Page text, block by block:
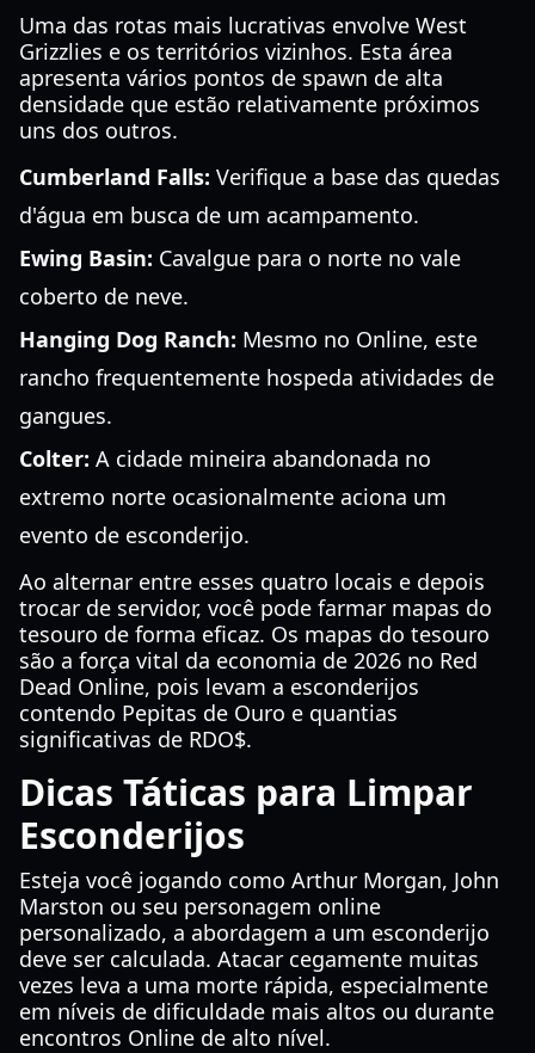
Uma das rotas mais lucrativas envolve West
Grizzlies e os territórios vizinhos. Esta área
apresenta vários pontos de spawn de alta
densidade que estão relativamente próximos
uns dos outros.
Cumberland Falls: Verifique a base das quedas
d'água em busca de um acampamento.
Ewing Basin: Cavalgue para o norte no vale
coberto de neve.
Hanging Dog Ranch: Mesmo no Online, este
rancho frequentemente hospeda atividades de
gangues.
Colter: A cidade mineira abandonada no
extremo norte ocasionalmente aciona um
evento de esconderijo.
Ao alternar entre esses quatro locais e depois
trocar de servidor, você pode farmar mapas do
tesouro de forma eficaz. Os mapas do tesouro
são a força vital da economia de 2026 no Red
Dead Online, pois levam a esconderijos
contendo Pepitas de Ouro e quantias
significativas de RDO$.
Dicas Táticas para Limpar
Esconderijos
Esteja você jogando como Arthur Morgan, John
Marston ou seu personagem online
personalizado, a abordagem a um esconderijo
deve ser calculada. Atacar cegamente muitas
vezes leva a uma morte rápida, especialmente
em níveis de dificuldade mais altos ou durante
encontros Online de alto nível.